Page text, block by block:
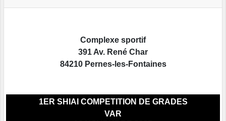
Complexe sportif
391 Av. René Char
84210 Pernes-les-Fontaines
1ER SHIAI COMPETITION DE GRADES
VAR